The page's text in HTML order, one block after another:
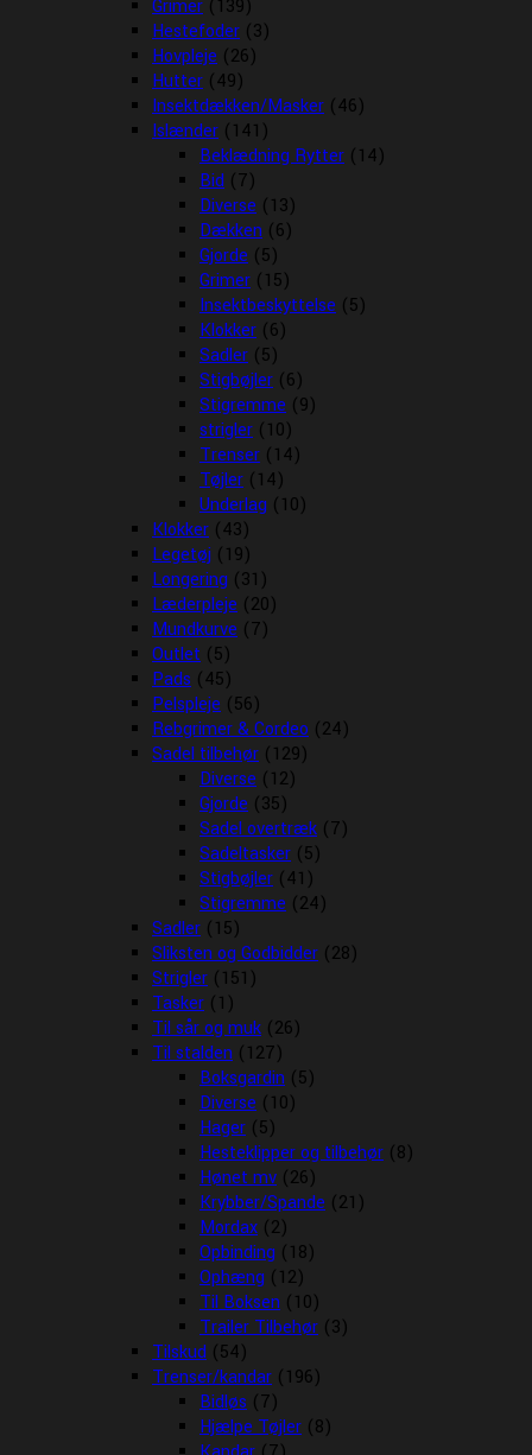
Grimer (139)
Hestefoder (3)
Hovpleje (26)
Hutter (49)
Insektdækken/Masker (46)
Islænder (141)
Beklædning Rytter (14)
Bid (7)
Diverse (13)
Dækken (6)
Gjorde (5)
Grimer (15)
Insektbeskyttelse (5)
Klokker (6)
Sadler (5)
Stigbøjler (6)
Stigremme (9)
strigler (10)
Trenser (14)
Tøjler (14)
Underlag (10)
Klokker (43)
Legetøj (19)
Longering (31)
Læderpleje (20)
Mundkurve (7)
Outlet (5)
Pads (45)
Pelspleje (56)
Rebgrimer & Cordeo (24)
Sadel tilbehør (129)
Diverse (12)
Gjorde (35)
Sadel overtræk (7)
Sadeltasker (5)
Stigbøjler (41)
Stigremme (24)
Sadler (15)
Sliksten og Godbidder (28)
Strigler (151)
Tasker (1)
Til sår og muk (26)
Til stalden (127)
Boksgardin (5)
Diverse (10)
Hager (5)
Hesteklipper og tilbehør (8)
Hønet mv (26)
Krybber/Spande (21)
Mordax (2)
Opbinding (18)
Ophæng (12)
Til Boksen (10)
Trailer Tilbehør (3)
Tilskud (54)
Trenser/kandar (196)
Bidløs (7)
Hjælpe Tøjler (8)